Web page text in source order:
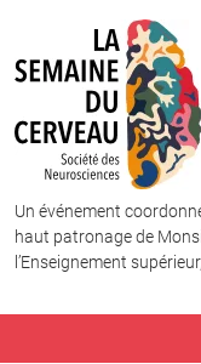
Un événement
haut patronage de
l’Enseignement